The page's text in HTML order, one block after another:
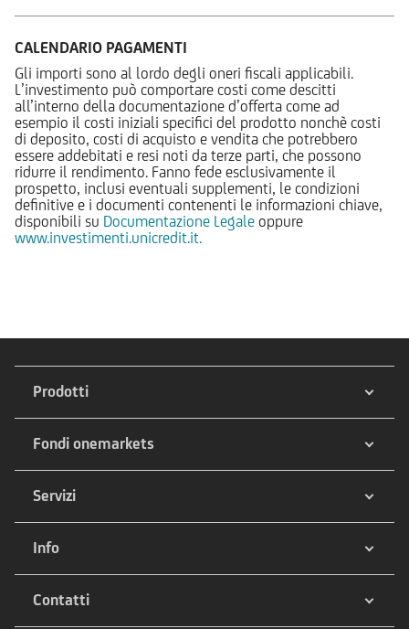
CALENDARIO PAGAMENTI
Gli importi sono al lordo degli oneri fiscali applicabili.
L’investimento può comportare costi come descitti
all’interno della documentazione d’offerta come ad
esempio il costi iniziali specifici del prodotto nonchè costi
di deposito, costi di acquisto e vendita che potrebbero
essere addebitati e resi noti da terze parti, che possono
ridurre il rendimento. Fanno fede esclusivamente il
prospetto, inclusi eventuali supplementi, le condizioni
definitive e i documenti contenenti le informazioni chiave,
disponibili su Documentazione Legale oppure
www.investimenti.unicredit.it.
Prodotti
Fondi onemarkets
Servizi
Info
Contatti